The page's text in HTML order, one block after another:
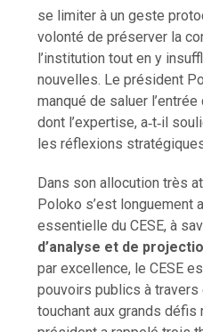
se limiter à un geste
volonté de préserver la
l’institution tout en y
nouvelles. Le président
manqué de saluer
dont l’expertise, a‑t‑il
les réflexions
Dans son allocution très
Poloko s’est longuement
essentielle du CESE, à
d’analyse et de
par excellence, le CESE
pouvoirs publics à
touchant aux grands défis